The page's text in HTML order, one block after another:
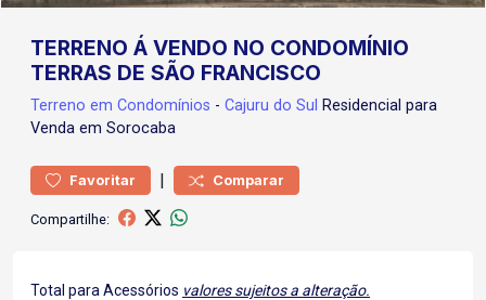
TERRENO Á VENDO NO CONDOMÍNIO
TERRAS DE SÃO FRANCISCO
Terreno em Condomínios - Cajuru do Sul Residencial para
Venda em Sorocaba
Favoritar | Comparar
Compartilhe:
Total para Acessórios valores sujeitos a alteração.